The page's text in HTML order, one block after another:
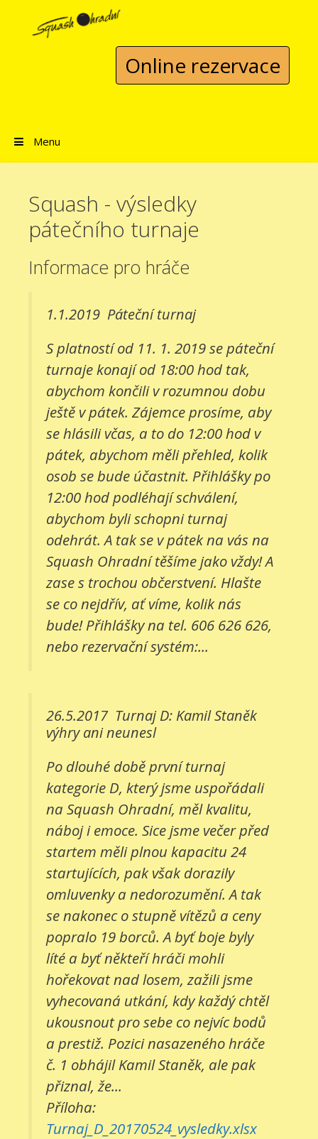
Přeskočit na obsah
Online rezervace
Menu
Squash - výsledky
pátečního turnaje
Informace pro hráče
1.1.2019 Páteční turnaj
S platností od 11. 1. 2019 se páteční
turnaje konají od 18:00 hod tak,
abychom končili v rozumnou dobu
ještě v pátek. Zájemce prosíme, aby
se hlásili včas, a to do 12:00 hod v
pátek, abychom měli přehled, kolik
osob se bude účastnit. Přihlášky po
12:00 hod podléhají schválení,
abychom byli schopni turnaj
odehrát. A tak se v pátek na vás na
Squash Ohradní těšíme jako vždy! A
zase s trochou občerstvení. Hlašte
se co nejdřív, ať víme, kolik nás
bude! Přihlášky na tel. 606 626 626,
nebo rezervační systém:...
26.5.2017 Turnaj D: Kamil Staněk
výhry ani neunesl
Po dlouhé době první turnaj
kategorie D, který jsme uspořádali
na Squash Ohradní, měl kvalitu,
náboj i emoce. Sice jsme večer před
startem měli plnou kapacitu 24
startujících, pak však dorazily
omluvenky a nedorozumění. A tak
se nakonec o stupně vítězů a ceny
popralo 19 borců. A byť boje byly
líté a byť někteří hráči mohli
hořekovat nad losem, zažili jsme
vyhecovaná utkání, kdy každý chtěl
ukousnout pro sebe co nejvíc bodů
a prestiž. Pozici nasazeného hráče
č. 1 obhájil Kamil Staněk, ale pak
přiznal, že...
Příloha:
Turnaj_D_20170524_vysledky.xlsx